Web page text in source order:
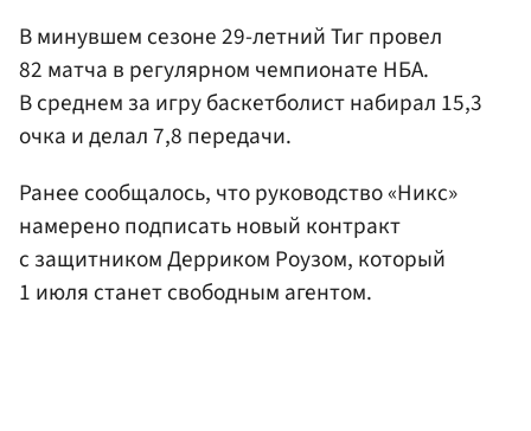
В минувшем сезоне 29-летний Тиг провел
82 матча в регулярном чемпионате НБА.
В среднем за игру баскетболист набирал 15,3
очка и делал 7,8 передачи.
Ранее сообщалось, что руководство «Никс»
намерено подписать новый контракт
с защитником Дерриком Роузом, который
1 июля станет свободным агентом.